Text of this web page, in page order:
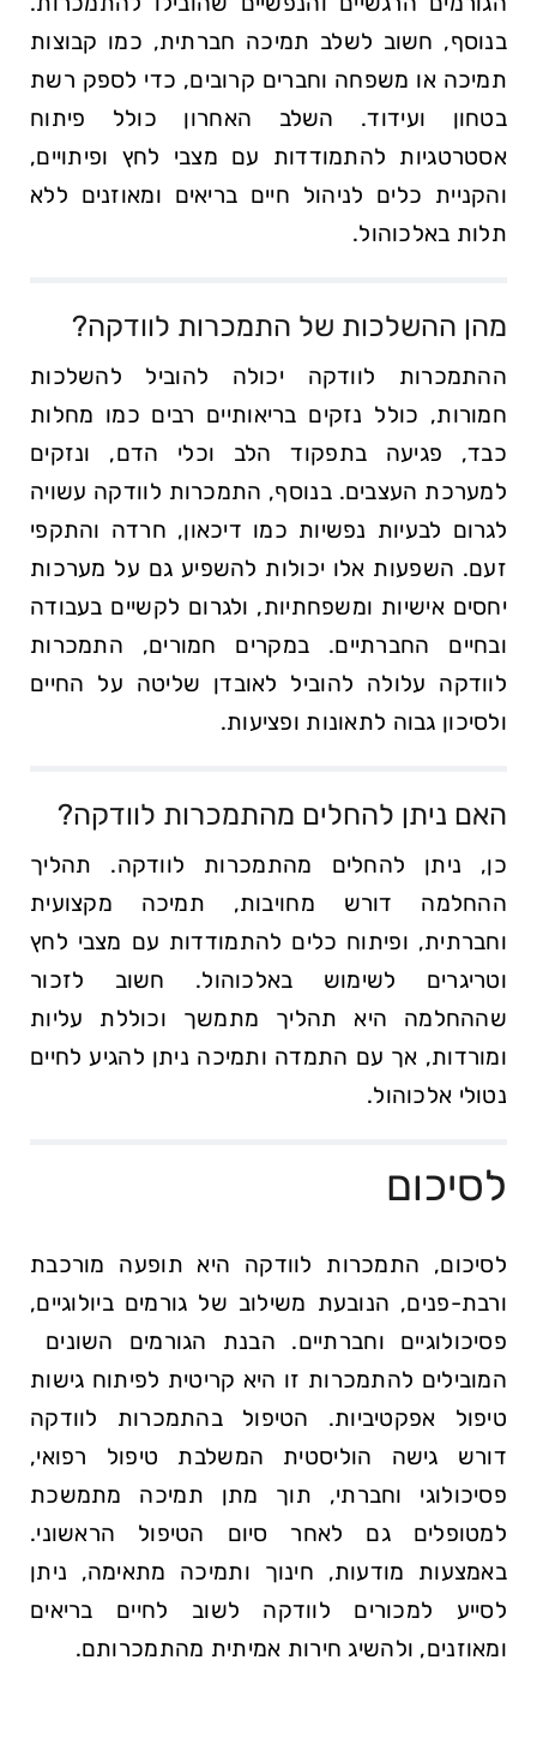
בנוסף, חשוב לשלב תמיכה חברתית, כמו קבוצות
תמיכה או משפחה וחברים קרובים, כדי לספק רשת
בטחון ועידוד. השלב האחרון כולל פיתוח
אסטרטגיות להתמודדות עם מצבי לחץ ופיתויים,
והקניית כלים לניהול חיים בריאים ומאוזנים ללא
תלות באלכוהול.
מהן ההשלכות של‌ התמכרות לוודקה?
ההתמכרות לוודקה יכולה להוביל להשלכות
חמורות, כולל נזקים בריאותיים רבים כמו מחלות
כבד, פגיעה בתפקוד הלב וכלי הדם, ונזקים
למערכת העצבים. בנוסף, התמכרות לוודקה עשויה
לגרום לבעיות נפשיות כמו דיכאון, חרדה והתקפי
זעם. השפעות אלו יכולות להשפיע גם על מערכות
יחסים אישיות ומשפחתיות, ולגרום לקשיים בעבודה
ובחיים החברתיים. במקרים חמורים, התמכרות
לוודקה עלולה להוביל לאובדן שליטה על החיים
ולסיכון גבוה לתאונות ופציעות.
האם ניתן להחלים מהתמכרות⁤ לוודקה?
כן, ניתן להחלים⁣ מהתמכרות לוודקה. תהליך
ההחלמה דורש מחויבות, ‍תמיכה מקצועית
וחברתית, ‍ופיתוח כלים להתמודדות עם מצבי לחץ
וטריגרים לשימוש באלכוהול. חשוב​ לזכור
שההחלמה ‍היא תהליך מתמשך וכוללת עליות
ומורדות, אך עם התמדה ותמיכה ⁢ניתן להגיע לחיים
נטולי אלכוהול.
לסיכום
לסיכום,‌ התמכרות לוודקה היא תופעה מורכבת
ורבת-פנים,​ הנובעת משילוב של גורמים ביולוגיים,
פסיכולוגיים וחברתיים.⁣ הבנת הגורמים השונים ​
המובילים להתמכרות זו היא קריטית לפיתוח גישות
טיפול אפקטיביות. הטיפול בהתמכרות לוודקה
דורש גישה הוליסטית המשלבת טיפול רפואי,
פסיכולוגי וחברתי, תוך מתן תמיכה מתמשכת
למטופלים גם לאחר סיום​ הטיפול הראשוני.
באמצעות מודעות, חינוך⁤ ותמיכה מתאימה, ניתן
‌לסייע למכורים לוודקה לשוב⁣ לחיים בריאים
ומאוזנים, ולהשיג חירות אמיתית מהתמכרותם.